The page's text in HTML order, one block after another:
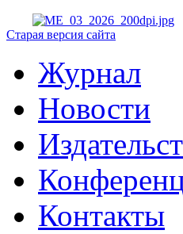
Старая версия сайта
Журнал
Новости
Контакты